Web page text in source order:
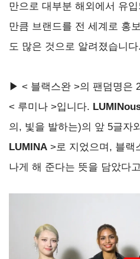
만으로 대부분 해외에서 유
만큼 브랜드를 전 세계로 홍
도 많은 것으로 알려졌습니다.
▶ < 블랙스완 >의 팬덤명은
< 루미나 >입니다.
의, 빛을 발하는)의 앞 5글자
LUMINA >로 지었으며, 블랙
나게 해 준다는 뜻을 담았다